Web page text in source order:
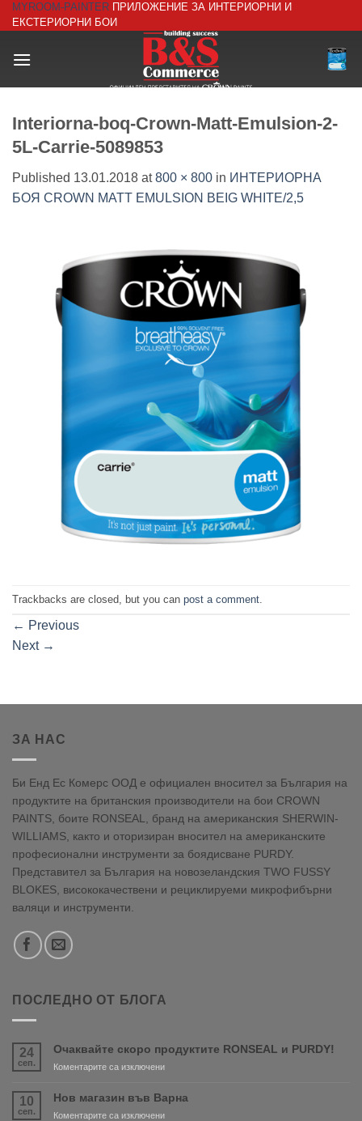
Skip
to
MYROOM-PAINTER ПРИЛОЖЕНИЕ ЗА ИНТЕРИОРНИ И
ЕКСТЕРИОРНИ БОИ
Interiorna-boq-Crown-Matt-Emulsion-2-
5L-Carrie-5089853
Published 13.01.2018 at800 × 800 in ИНТЕРИОРНА
БОЯ CROWN MATT EMULSION BEIG WHITE/2,5
Trackbacks are closed, but you can post a comment
← Previous
Next →
ЗА НАС
Би Енд Ес Комерс ООД е официален вносител за България на
продуктите на британския производители на бои CROWN
PAINTS, боите RONSEAL, бранд на американския SHERWIN-
WILLIAMS, както и оторизиран вносител на американските
професионални инструменти за боядисване PURDY.
Представител за България на новозеландския TWO FUSSY
BLOKES, висококачествени и рециклируеми микрофибърни
валяци и инструменти.
ПОСЛЕДНО ОТ БЛОГА
24
сеп.
Очаквайте скоро продуктите RONSEAL и PURDY!
Коментарите са изключениза
продуктите
10
сеп.
Нов магазин във Варна
Коментарите са изключениза